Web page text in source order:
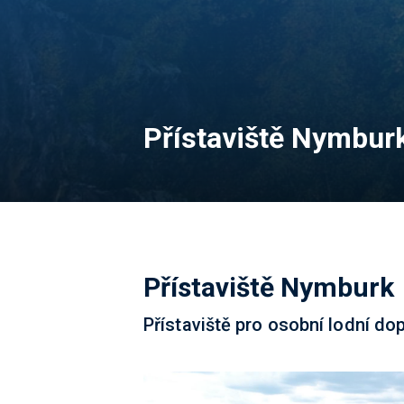
Přístaviště
Přístaviště Nymburk
Přístaviště pro osobní lodní